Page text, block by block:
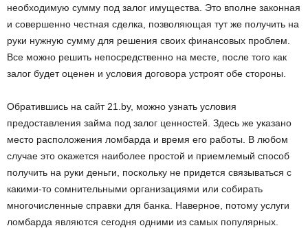
необходимую сумму под залог имущества. Это вполне законная
и совершенно честная сделка, позволяющая тут же получить на
руки нужную сумму для решения своих финансовых проблем.
Все можно решить непосредственно на месте, после того как
залог будет оценен и условия договора устроят обе стороны.
Обратившись на сайт 21.by, можно узнать условия
предоставления займа под залог ценностей. Здесь же указано
место расположения ломбарда и время его работы. В любом
случае это окажется наиболее простой и приемлемый способ
получить на руки деньги, поскольку не придется связываться с
какими-то сомнительными организациями или собирать
многочисленные справки для банка. Наверное, потому услуги
ломбарда являются сегодня одними из самых популярных.